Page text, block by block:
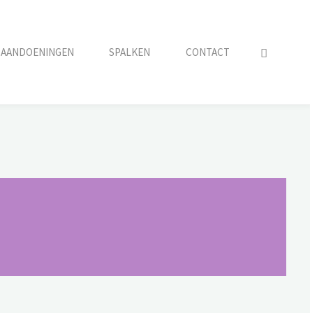
AANDOENINGEN SPALKEN CONTACT